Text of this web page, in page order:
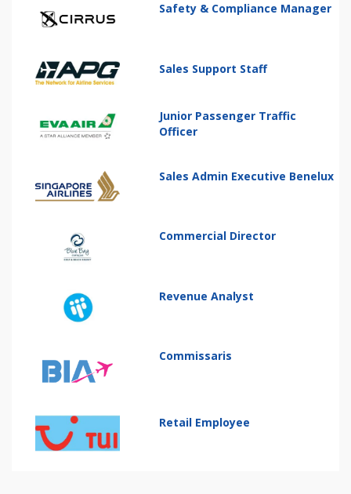
Safety & Compliance Manager
Sales Support Staff
Junior Passenger Traffic
Officer
Sales Admin Executive Benelux
Commercial Director
Revenue Analyst
Commissaris
Retail Employee